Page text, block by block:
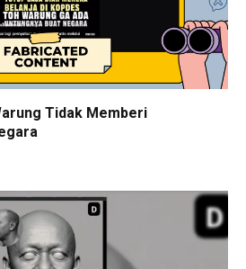
Tidak Memberi